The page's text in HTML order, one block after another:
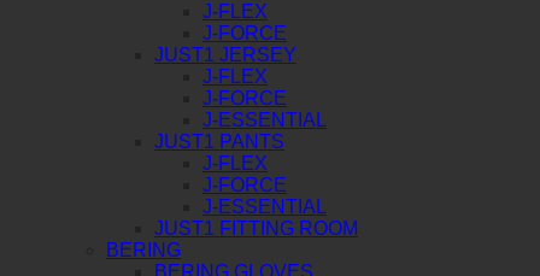
J-FLEX
J-FORCE
JUST1 JERSEY
J-FLEX
J-FORCE
J-ESSENTIAL
JUST1 PANTS
J-FLEX
J-FORCE
J-ESSENTIAL
JUST1 FITTING ROOM
BERING
BERING GLOVES